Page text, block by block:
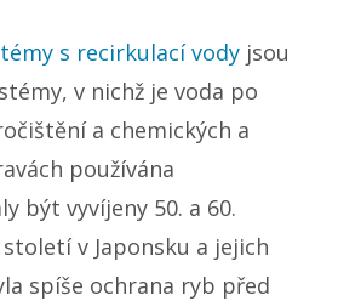
s recirkulací vody jsou
v nichž je voda po
a chemických a
používána
být vyvíjeny 50. a 60.
v Japonsku a jejich
spíše ochrana ryb před